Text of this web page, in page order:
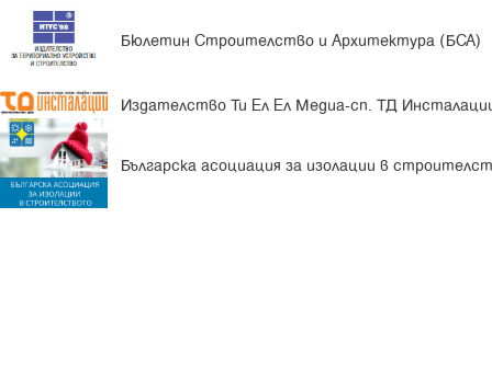
Бюлетин Строителство и Архитектура (БСА)
Издателство Ти Ел Ел Медиа-сп. ТД
Българска асоциация за изолации в